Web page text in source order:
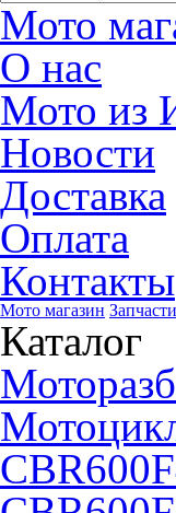
Мото
О нас
Мото из
Новости
Доставка
Оплата
Контакты
Мото магазин
Каталог